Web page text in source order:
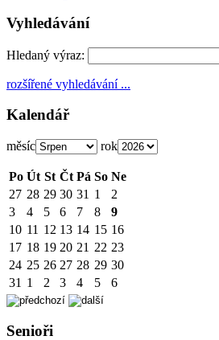
Vyhledávání
Hledaný výraz:
rozšířené vyhledávání ...
Kalendář
měsíc rok
Po Út St Čt Pá So Ne
27 28 29 30 31 1
2
3
4 5 6 7 8
9
10 11 12 13 14 15 16
17 18 19 20 21 22 23
24 25 26 27 28 29 30
31 1 2 3 4 5 6
Senioři